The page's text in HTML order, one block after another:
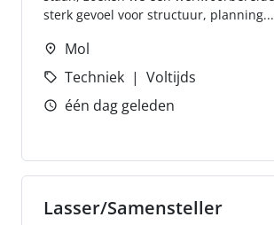
sterk gevoel voor structuur, planning...
Mol
Techniek
Voltijds
één dag geleden
Lasser/Samensteller